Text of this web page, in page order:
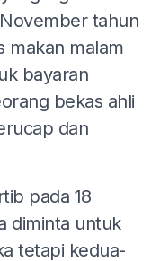
tahun
makan malam
bayaran
bekas ahli
dan
pada 18
diminta untuk
tetapi kedua-